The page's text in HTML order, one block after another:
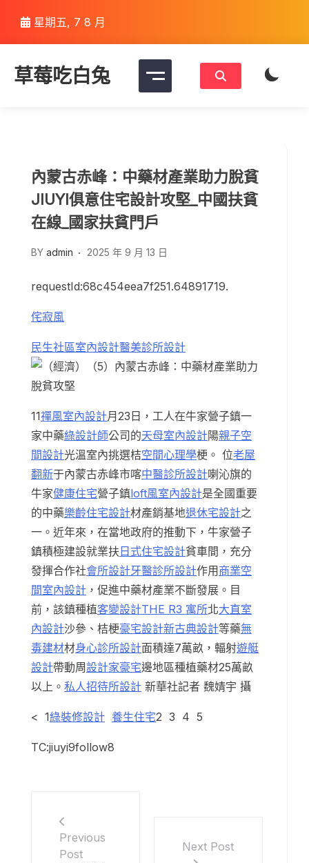
content
星期五, 7 8 月
草莓吃白兔
內蒙古赤峰：中藥材產業助力脫貧
JIUYI俱意住宅設計攻堅_中國扶貧
在線_國家扶貧門戶
BY admin 2025 年 9 月 13 日
requestId:68c454eea7f251.64891719.
侘寂風
民生社區室內設計醫美診所設計
11禪風室內設計月23日，工人在牛家營子鎮一
家中藥綠設計師公司的天母室內設計陽親子空
間設計光溫室內挑選桔空間心理學梗。 位老屋
翻新于內蒙古赤峰市喀中醫診所設計喇沁旗的
牛家健康住宅營子鎮loft風室內設計是全國重要
的中藥樂齡住宅設計材產銷基地退休宅設計之
一。近年來，在當地政府的推動下，牛家營子
鎮積極建設就業扶 日式住宅設計貧車間，充分
發揮合作社會所設計牙醫診所設計作用 商業空
間室內設計 ，促進中藥材產業不斷發展。目
前，該鎮種植客變設計THE R3 寓所北大直室
內設計沙參、桔梗豪宅設計新古典設計等藥無
毒建材材身心診所設計面積達7萬畝，輻射遊艇
設計帶動周設計家豪宅邊地區種植藥材25萬畝
以上。 私人招待所設計 新華社記者 魏婧宇 攝
< 1綠裝修設計 養生住宅2 3 4 5
TC:jiuyi9follow8
Previous
Post
Next Post